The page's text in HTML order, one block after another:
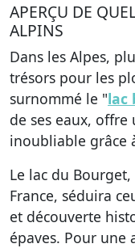
APERÇU DE
ALPINS
Dans les Alpes,
trésors pour les
surnommé le "lac
de ses eaux,
inoubliable grâce
Le lac du
France, séduira
et découverte
épaves. Pour une